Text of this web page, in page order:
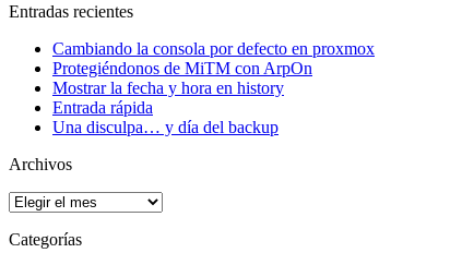
Entradas recientes
Cambiando la consola por defecto en proxmox
Protegiéndonos de MiTM con ArpOn
Mostrar la fecha y hora en history
Entrada rápida
Una disculpa… y día del backup
Archivos
Archivos
Categorías